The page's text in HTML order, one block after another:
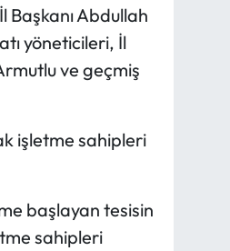
Başkanı Abdullah
yöneticileri, İl
ve geçmiş
işletme sahipleri
başlayan tesisin
sahipleri